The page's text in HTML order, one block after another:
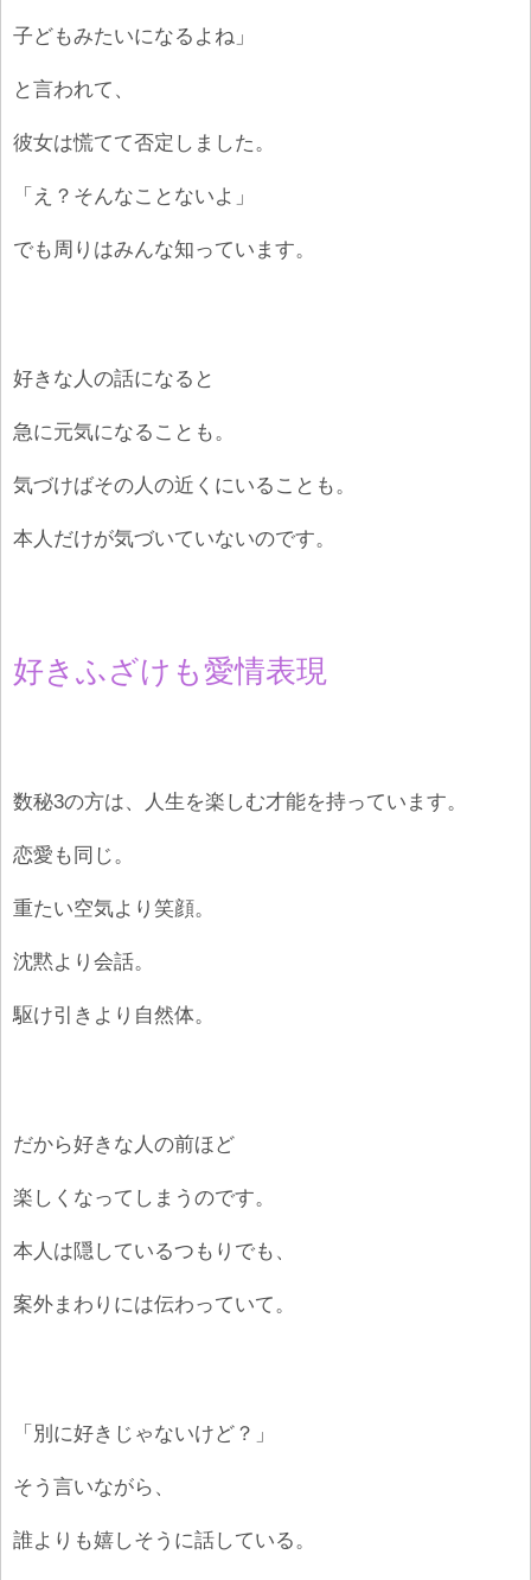
子どもみたいになるよね」
と言われて、
彼女は慌てて否定しました。
「え？そんなことないよ」
でも周りはみんな知っています。
好きな人の話になると
急に元気になることも。
気づけばその人の近くにいることも。
本人だけが気づいていないのです。
好きふざけも愛情表現
数秘3の方は、人生を楽しむ才能を持っています。
恋愛も同じ。
重たい空気より笑顔。
沈黙より会話。
駆け引きより自然体。
だから好きな人の前ほど
楽しくなってしまうのです。
本人は隠しているつもりでも、
案外まわりには伝わっていて。
「別に好きじゃないけど？」
そう言いながら、
誰よりも嬉しそうに話している。